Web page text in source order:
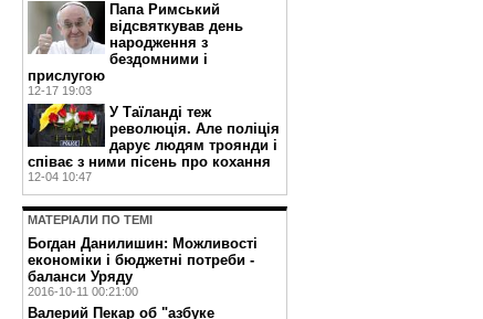
Папа Римський
відсвяткував день
народження з
бездомними і
прислугою
12-17 19:03
У Таїланді теж
революція. Але поліція
дарує людям троянди і
співає з ними пісень про кохання
12-04 10:47
МАТЕРIАЛИ ПО ТЕМI
Богдан Данилишин: Можливості
економіки і бюджетні потреби -
баланси Уряду
2016-10-11 00:21:00
Валерий Пекар об "азбуке